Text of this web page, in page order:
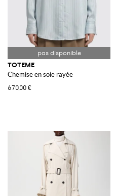
TOTEME
Chemise en soie rayée
670,00 €